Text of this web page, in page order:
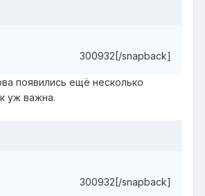
300932[/snapback]
появились ещё несколько
уж важна.
300932[/snapback]